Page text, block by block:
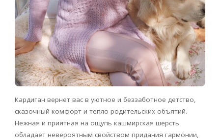
Кардиган вернет вас в уютное и беззаботное детство,
сказочный комфорт и тепло родительских объятий.
Нежная и приятная на ощупь кашмирская шерсть
обладает невероятным свойством придания гармонии,